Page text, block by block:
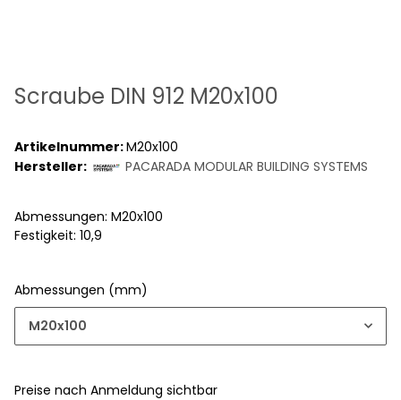
Scraube DIN 912 M20x100
Artikelnummer:M20x100
Hersteller:
PACARADA MODULAR BUILDING SYSTEMS
Abmessungen: M20x100
Festigkeit: 10,9
Abmessungen (mm)
M20x100
Preise nach Anmeldung sichtbar